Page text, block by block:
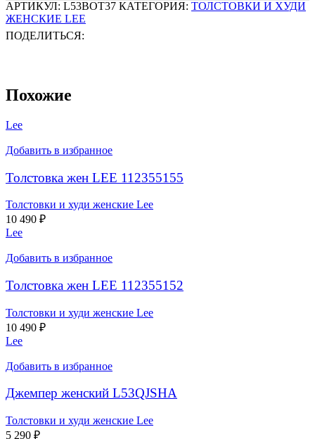
АРТИКУЛ: L53BOT37 КАТЕГОРИЯ: ТОЛСТОВКИ И ХУДИ
ЖЕНСКИЕ LEE
ПОДЕЛИТЬСЯ:
Похожие
Lee
Добавить в избранное
Толстовка жен LEE 112355155
Толстовки и худи женские Lee
10 490 ₽
Lee
Добавить в избранное
Толстовка жен LEE 112355152
Толстовки и худи женские Lee
10 490 ₽
Lee
Добавить в избранное
Джемпер женский L53QJSHA
Толстовки и худи женские Lee
5 290 ₽